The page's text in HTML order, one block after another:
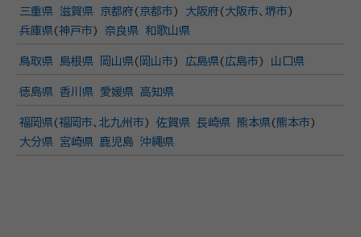
三重県 滋賀県 京都府( 京都市) 大阪府( 大阪市、 堺市)
兵庫県(神戸市) 奈良県 和歌山県
鳥取県 島根県 岡山県( 岡山市) 広島県( 広島市) 山口県
徳島県 香川県 愛媛県 高知県
福岡県(福岡市、 北九州市) 佐賀県 長崎県 熊本県(熊本市)
大分県
宮崎県 鹿児島 沖縄県